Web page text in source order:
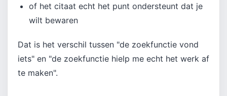
of het citaat echt het punt ondersteunt dat je
wilt bewaren
Dat is het verschil tussen "de zoekfunctie vond
iets" en "de zoekfunctie hielp me echt het werk af
te maken".